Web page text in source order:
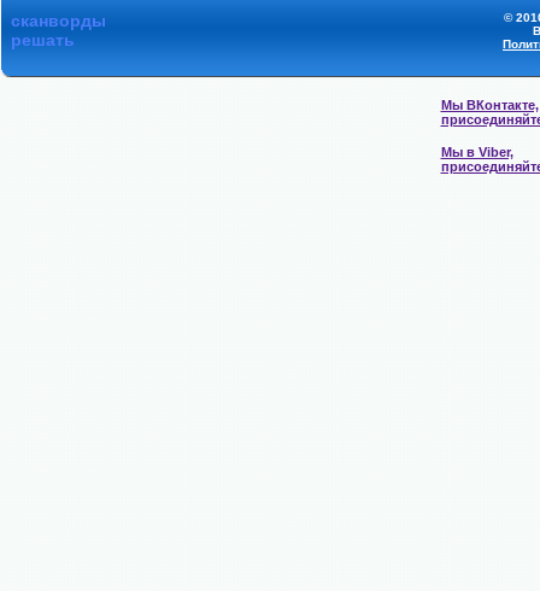
сканворды
решать
©
Мы ВКонтакте,
Мы в Viber,